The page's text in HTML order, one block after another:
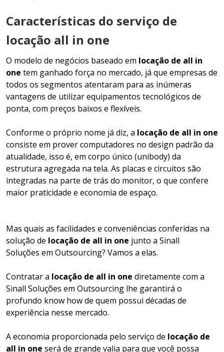
Características do serviço de
locação all in one
O modelo de negócios baseado em locação de all in
one tem ganhado força no mercado, já que empresas de
todos os segmentos atentaram para as inúmeras
vantagens de utilizar equipamentos tecnológicos de
ponta, com preços baixos e flexíveis.
Conforme o próprio nome já diz, a locação de all in one
consiste em prover computadores no design padrão da
atualidade, isso é, em corpo único (unibody) da
estrutura agregada na tela. As placas e circuitos são
integradas na parte de trás do monitor, o que confere
maior praticidade e economia de espaço.
Mas quais as facilidades e conveniências conferidas na
solução de locação de all in one junto a Sinall
Soluções em Outsourcing? Vamos a elas.
Contratar a locação de all in one diretamente com a
Sinall Soluções em Outsourcing lhe garantirá o
profundo know how de quem possui décadas de
experiência nesse mercado.
A economia proporcionada pelo serviço de locação de
all in one será de grande valia para que você possa